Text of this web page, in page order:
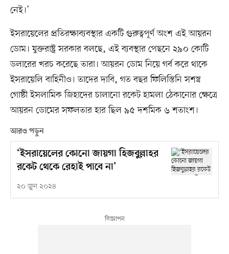
নেই।’
ইসরায়েলের প্রতিরক্ষাব্যবস্থার একটি গুরুত্বপূর্ণ অংশ এই আয়রন
ডোম। যুক্তরাষ্ট্র সরকার বলছে, এই ব্যবস্থার পেছনে ২৯০ কোটি
ডলারের খরচ করেছে তারা। আয়রন ডোম নিয়ে গর্ব করে থাকে
ইসরায়েলি বাহিনীও। তাদের দাবি, গত বছর ফিলিস্তিনি সশস্ত্র
গোষ্ঠী ইসলামিক জিহাদের চালানো রকেট হামলা ঠেকানোর ক্ষেত্রে
আয়রন ডোমের সফলতার হার ছিল ৯৫ দশমিক ৬ শতাংশ।
আরও পড়ুন
‘ইসরায়েলের কোনো জায়গা হিজবুল্লাহর
রকেট থেকে রেহাই পাবে না’
২০ জুন ২০২৪